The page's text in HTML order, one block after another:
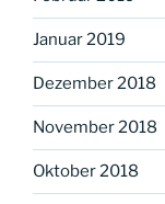
Januar 2019
Dezember 2018
November 2018
Oktober 2018